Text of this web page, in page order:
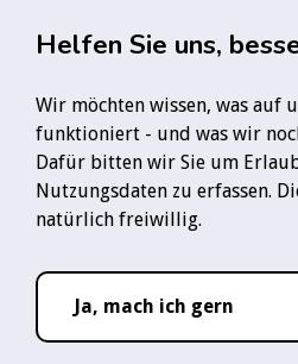
Helfen Sie uns,
Wir möchten wissen, was auf
funktioniert - und was wir
Dafür bitten wir Sie um
Nutzungsdaten zu erfassen.
natürlich freiwillig.
Ja, mach ich gern
Startseite
News
Studie: So verringert sich das
Folge uns: YouTube-LogoInstagram-Logo